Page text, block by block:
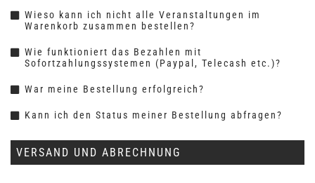
Wieso kann ich nicht alle Veranstaltungen im
Warenkorb zusammen bestellen?
Wie funktioniert das Bezahlen mit
Sofortzahlungssystemen (Paypal, Telecash etc.)?
War meine Bestellung erfolgreich?
Kann ich den Status meiner Bestellung abfragen?
VERSAND UND ABRECHNUNG